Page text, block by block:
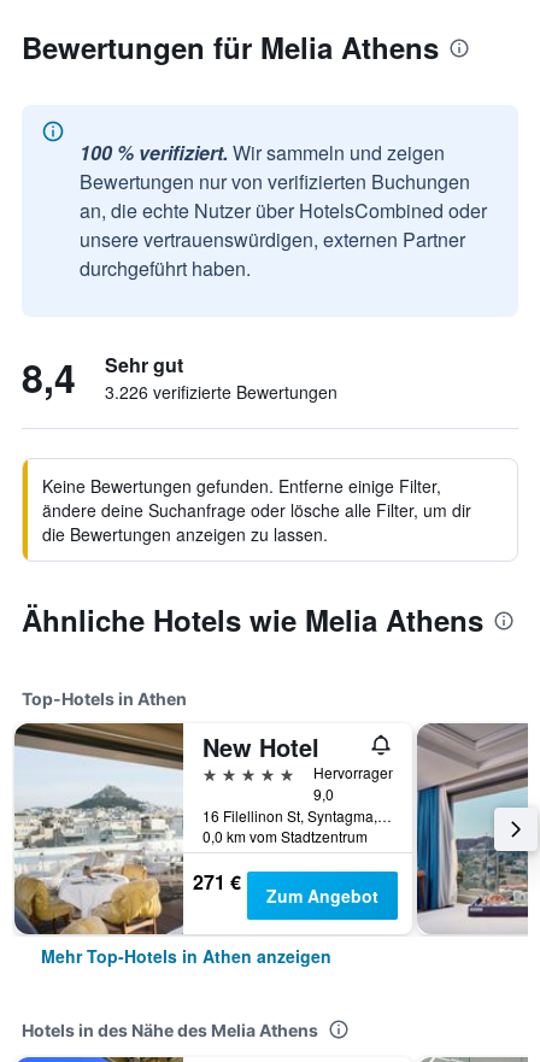
Bewertungen für Melia Athens
100 % verifiziert. Wir sammeln und zeigen
Bewertungen nur von verifizierten Buchungen
an, die echte Nutzer über HotelsCombined oder
unsere vertrauenswürdigen, externen Partner
durchgeführt haben.
8,4 Sehr gut
3.226 verifizierte Bewertungen
Keine Bewertungen gefunden. Entferne einige Filter,
ändere deine Suchanfrage oder lösche alle Filter, um dir
die Bewertungen anzeigen zu lassen.
Ähnliche Hotels wie Melia Athens
Top-Hotels in Athen
New Hotel
5 Sterne
Hervorragend
9,0
16 Filellinon St, Syntagma, Athen, Griechenland
0,0 km vom Stadtzentrum
271 € Zum Angebot
Mehr Top-Hotels in Athen anzeigen
Hotels in des Nähe des Melia Athens